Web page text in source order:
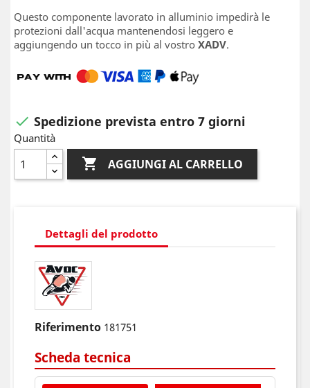
Questo componente lavorato in alluminio impedirà le
protezioni dall'acqua mantenendosi leggero e
aggiungendo un tocco in più al vostro XADV.
 Spedizione prevista entro 7 giorni
Quantità
 AGGIUNGI AL CARRELLO
Dettagli del prodotto
Riferimento 181751
Scheda tecnica